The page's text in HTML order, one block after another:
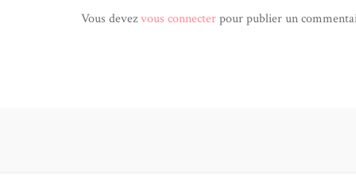
Vous devezvous connecterpour publier un